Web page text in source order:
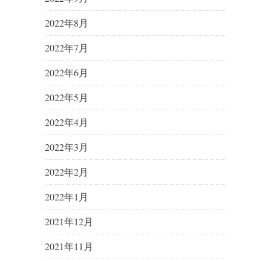
2022年8月
2022年7月
2022年6月
2022年5月
2022年4月
2022年3月
2022年2月
2022年1月
2021年12月
2021年11月